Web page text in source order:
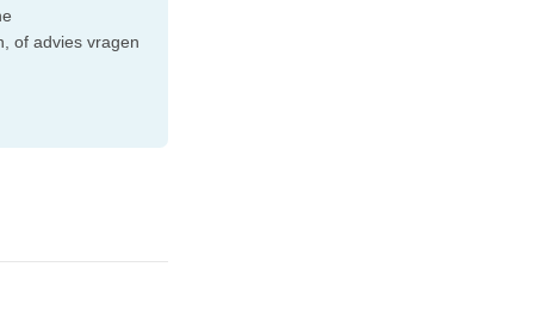
of advies vragen